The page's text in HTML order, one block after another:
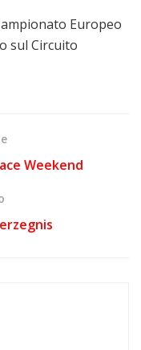
Europeo
sul Circuito
Weekend